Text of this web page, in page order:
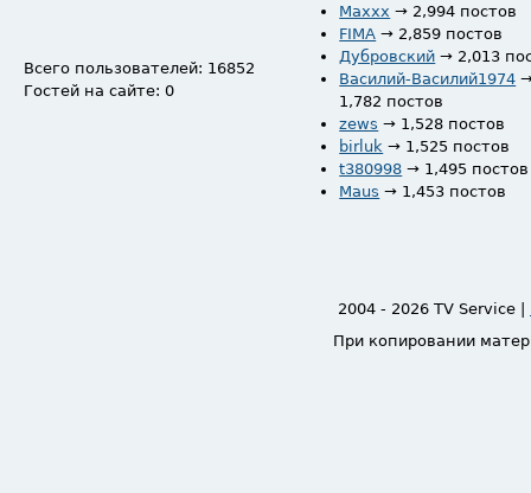
Всего пользователей: 16852
Гостей на сайте: 0
Maxxx → 2,994 постов
FIMA → 2,859 постов
Дубровский → 2,013
Василий-Василий1974
1,782 постов
zews → 1,528 постов
birluk → 1,525 постов
t380998 → 1,495 постов
Maus → 1,453 постов
2004 - 2026 TV Service |
При копировании